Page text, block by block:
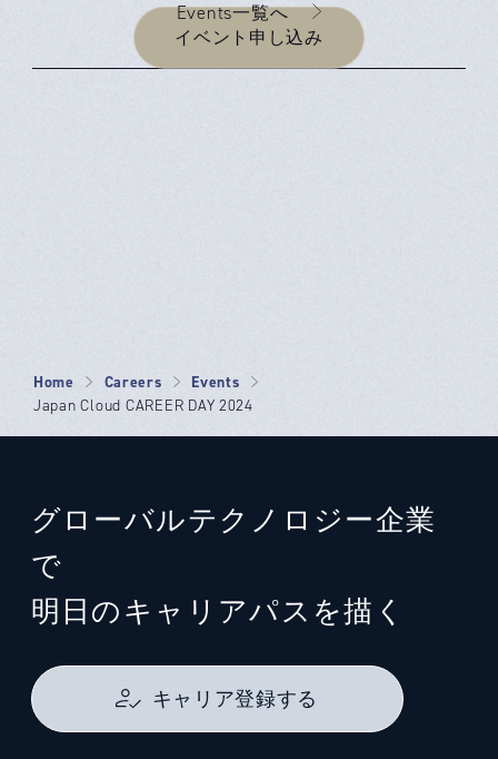
イベント申し込み
Events一覧へ
Home Careers Events
Japan Cloud CAREER DAY 2024
グローバルテクノロジー企業
で
明日のキャリアパスを描く
キャリア登録する